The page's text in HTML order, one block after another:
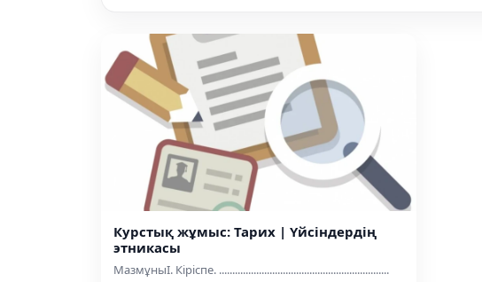
Курстық жұмыс: Тарих | Үйсіндердің
этникасы
МазмұныІ. Кіріспе. ................................................................